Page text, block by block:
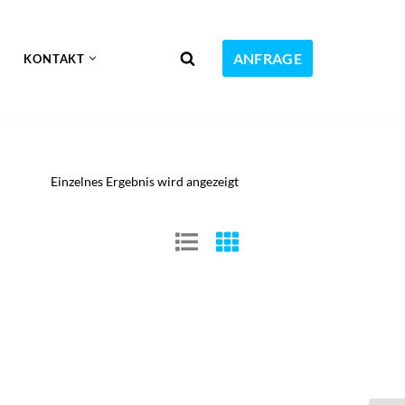
KONTAKT ANFRAGE
Einzelnes Ergebnis wird angezeigt